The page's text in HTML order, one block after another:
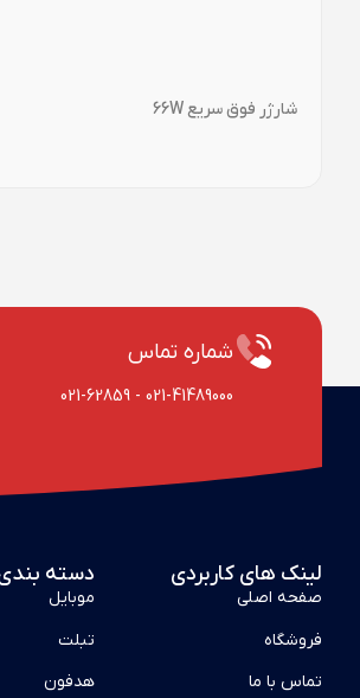
شارژر فوق سریع 66W
شماره تماس
021-41489000
-
021-62859
لینک های کاربردی
صفحه اصلی
فروشگاه
تماس با ما
دسته
موبایل
تبلت
هدفون